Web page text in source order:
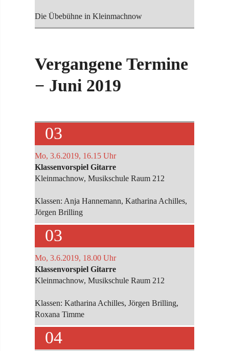
Die Übebühne in Kleinmachnow
Vergangene Termine
− Juni 2019
03
Mo, 3.6.2019, 16.15 Uhr
Klassenvorspiel Gitarre
Kleinmachnow, Musikschule Raum 212
Klassen: Anja Hannemann, Katharina Achilles,
Jörgen Brilling
03
Mo, 3.6.2019, 18.00 Uhr
Klassenvorspiel Gitarre
Kleinmachnow, Musikschule Raum 212
Klassen: Katharina Achilles, Jörgen Brilling,
Roxana Timme
04